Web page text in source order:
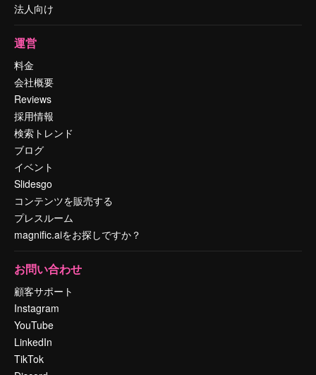
法人向け
運営
料金
会社概要
Reviews
採用情報
検索トレンド
ブログ
イベント
Slidesgo
コンテンツを販売する
プレスルーム
magnific.aiをお探しですか？
お問い合わせ
顧客サポート
Instagram
YouTube
LinkedIn
TikTok